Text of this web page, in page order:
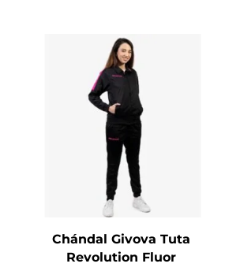
Chándal Givova Tuta
Revolution Fluor